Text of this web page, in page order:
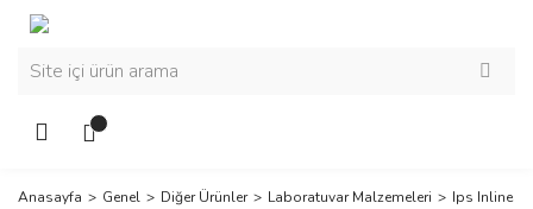
Anasayfa Genel Diğer Ürünler Laboratuvar Malzemeleri Ips Inline